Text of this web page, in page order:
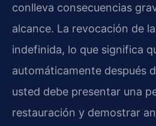
conlleva consecuencias
alcance. La revocación de
indefinida, lo que significa
automáticamente después
usted debe presentar una
restauración y demostrar